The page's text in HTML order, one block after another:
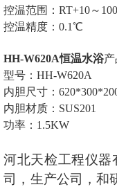
控温范围：RT+10～
控温精度：0.1℃
HH-W620A恒温水浴
型号：HH-W620A
内胆尺寸：
内胆材质： SUS201
功率： 1.5KW
河北天检工程仪器
司，生产公司，和